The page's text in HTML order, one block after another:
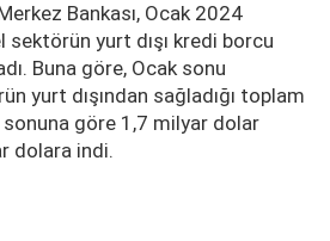
Bankası, Ocak 2024
yurt dışı kredi borcu
Buna göre, Ocak sonu
yurt dışından sağladığı toplam
sonuna göre 1,7 milyar dolar
dolara indi.